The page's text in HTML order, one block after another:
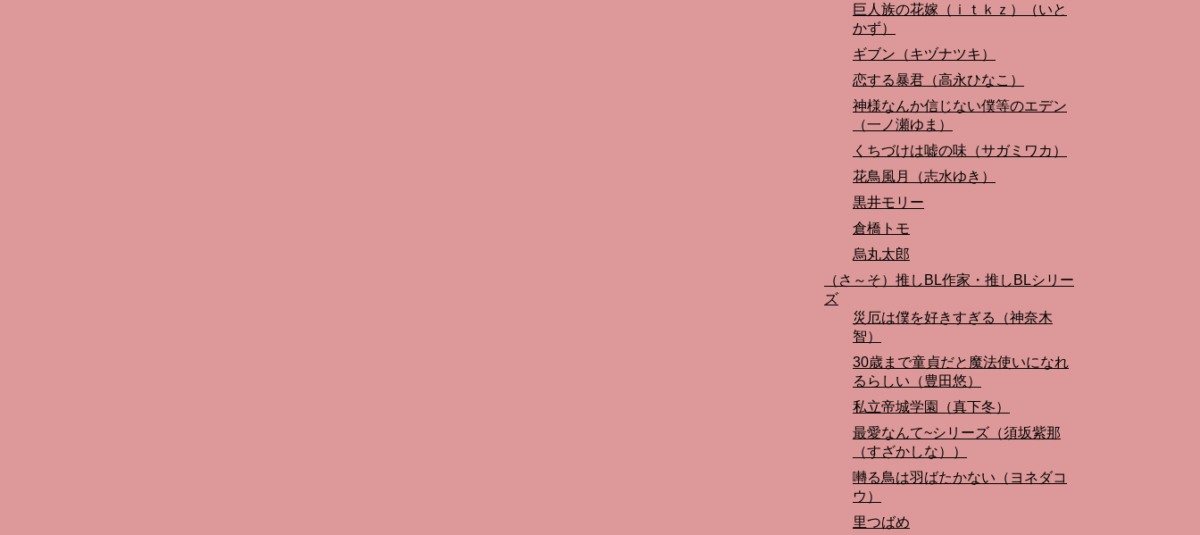
巨人族の花嫁（ｉｔｋｚ）（いと
かず）
ギブン（キヅナツキ）
恋する暴君（高永ひなこ）
神様なんか信じない僕等のエデン
（一ノ瀬ゆま）
くちづけは嘘の味（サガミワカ）
花鳥風月（志水ゆき）
黒井モリー
倉橋トモ
烏丸太郎
（さ～そ）推しBL作家・推しBLシリー
ズ
災厄は僕を好きすぎる（神奈木
智）
30歳まで童貞だと魔法使いになれ
るらしい（豊田悠）
私立帝城学園（真下冬）
最愛なんて~シリーズ（須坂紫那
（すざかしな））
囀る鳥は羽ばたかない（ヨネダコ
ウ）
里つばめ